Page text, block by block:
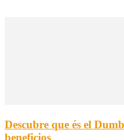
Descubre que és el
beneficios